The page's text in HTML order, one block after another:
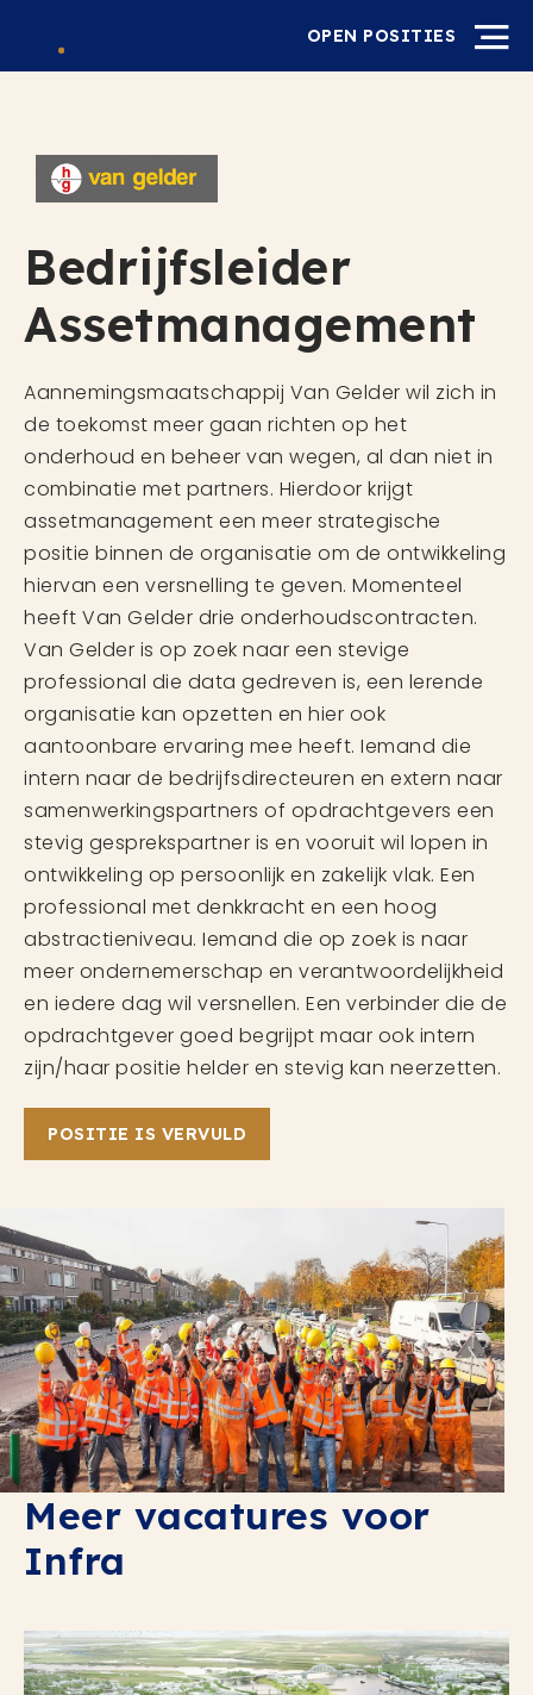
OPEN POSITIES
Bedrijfsleider
Assetmanagement
Aannemingsmaatschappij Van Gelder wil zich in
de toekomst meer gaan richten op het
onderhoud en beheer van wegen, al dan niet in
combinatie met partners. Hierdoor krijgt
assetmanagement een meer strategische
positie binnen de organisatie om de ontwikkeling
hiervan een versnelling te geven. Momenteel
heeft Van Gelder drie onderhoudscontracten.
Van Gelder is op zoek naar een stevige
professional die data gedreven is, een lerende
organisatie kan opzetten en hier ook
aantoonbare ervaring mee heeft. Iemand die
intern naar de bedrijfsdirecteuren en extern naar
samenwerkingspartners of opdrachtgevers een
stevig gesprekspartner is en vooruit wil lopen in
ontwikkeling op persoonlijk en zakelijk vlak. Een
professional met denkkracht en een hoog
abstractieniveau. Iemand die op zoek is naar
meer ondernemerschap en verantwoordelijkheid
en iedere dag wil versnellen. Een verbinder die de
opdrachtgever goed begrijpt maar ook intern
zijn/haar positie helder en stevig kan neerzetten.
POSITIE IS VERVULD
Meer vacatures voor
Infra